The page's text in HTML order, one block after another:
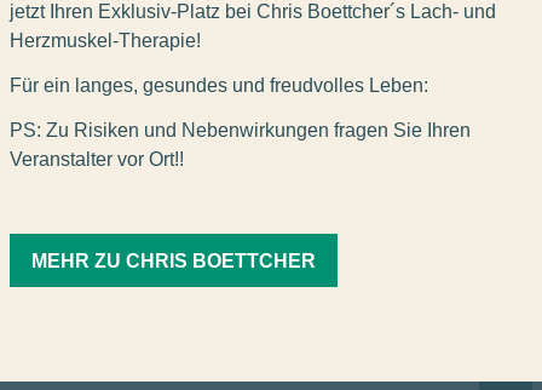
jetzt Ihren Exklusiv-Platz bei Chris Boettcher´s Lach- und
Herzmuskel-Therapie!
Für ein langes, gesundes und freudvolles Leben:
PS: Zu Risiken und Nebenwirkungen fragen Sie Ihren
Veranstalter vor Ort!!
MEHR ZU CHRIS BOETTCHER